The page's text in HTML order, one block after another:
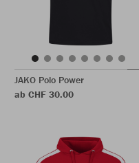
JAKO Polo Power
ab CHF 30.00